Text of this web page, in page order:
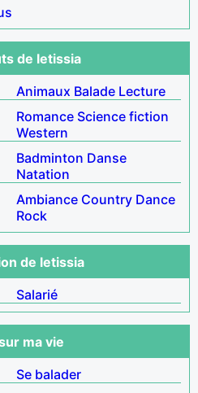
de letissia
Animaux Balade Lecture
Romance Science fiction
Western
Badminton Danse
Natation
Ambiance Country Dance
Rock
de letissia
Salarié
ma vie
Se balader